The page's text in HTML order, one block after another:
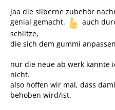
jaa die silberne zubehör
genial gemacht.
auch
schlitze,
die sich dem gummi
nur die neue ab werk kannte
nicht.
also hoffen wir mal, dass
behoben wird/ist.